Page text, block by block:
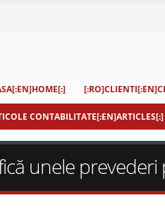
CONTABILITATE[:EN]ARTICLES[:]
unele